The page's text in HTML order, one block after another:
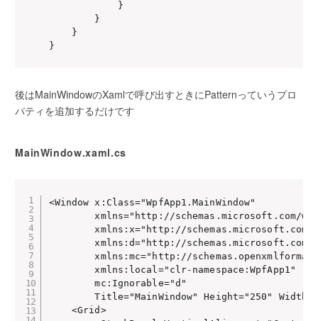
            }
        }
    }
後はMainWindowのXamlで呼び出すときにPatternっていうプロ
パティを追加するだけです
MainWindow.xaml.cs
<Window x:Class="WpfApp1.MainWindow"
xmlns="http://schemas.microsoft.com/
xmlns:x="http://schemas.microsoft.com/
xmlns:d="http://schemas.microsoft.com/
xmlns:mc="http://
        xmlns:local="clr-namespace:WpfApp1"
        mc:Ignorable="d"
Title="MainWindow" Height="250"
    <Grid>